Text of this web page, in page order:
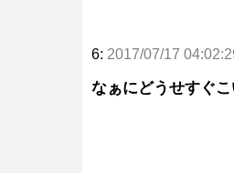
6: 2017/07/17
なぁにどうせすぐ